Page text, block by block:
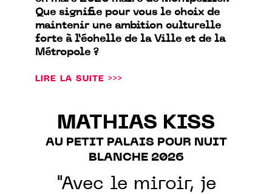
Que signifie pour vous le choix de
maintenir une ambition culturelle
forte à l’échelle de la Ville et de la
Métropole ?
LIRE LA SUITE >>>
MATHIAS KISS
AU PETIT PALAIS POUR NUIT
BLANCHE 2026
"Avec le miroir, je